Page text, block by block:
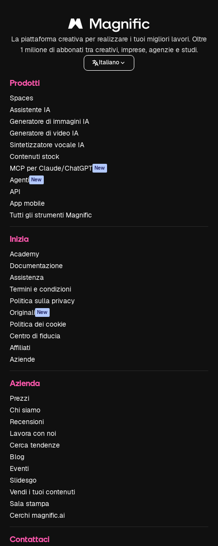
La piattaforma creativa per realizzare i tuoi migliori lavori. Oltre
1 milione di abbonati tra creativi, imprese, agenzie e studi.
Italiano
Prodotti
Spaces
Assistente IA
Generatore di immagini IA
Generatore di video IA
Sintetizzatore vocale IA
Contenuti stock
MCP per Claude/ChatGPT New
Agenti New
API
App mobile
Tutti gli strumenti Magnific
Inizia
Academy
Documentazione
Assistenza
Termini e condizioni
Politica sulla privacy
Originali New
Politica dei cookie
Centro di fiducia
Affiliati
Aziende
Azienda
Prezzi
Chi siamo
Recensioni
Lavora con noi
Cerca tendenze
Blog
Eventi
Slidesgo
Vendi i tuoi contenuti
Sala stampa
Cerchi magnific.ai
Contattaci